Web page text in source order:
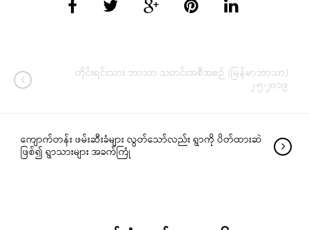
တိုင်းရင်းသား ဘာသာ သတင်းအစီအစဉ် (မြန်မာဘာသာ)
၂-၅-၂၀၁၉
ကျောက်တန်း ဖမ်းဆီးခံများ လွတ်သော်လည်း ရွာကို ပိတ်ထားဆဲ
ဖြစ်၍ ရွာသားများ အခက်ကြုံ